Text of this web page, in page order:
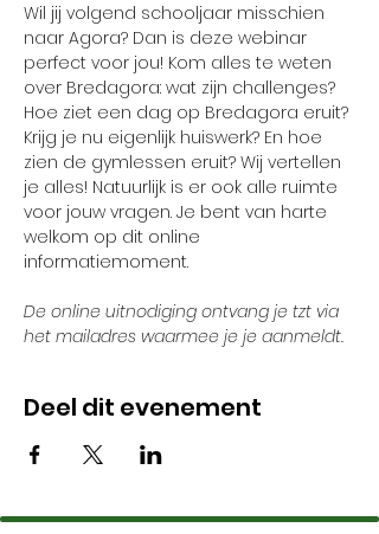
Wil jij volgend schooljaar misschien
naar Agora? Dan is deze webinar
perfect voor jou! Kom alles te weten
over Bredagora: wat zijn challenges?
Hoe ziet een dag op Bredagora eruit?
Krijg je nu eigenlijk huiswerk? En hoe
zien de gymlessen eruit? Wij vertellen
je alles! Natuurlijk is er ook alle ruimte
voor jouw vragen. Je bent van harte
welkom op dit online
informatiemoment.
De online uitnodiging ontvang je tzt via
het mailadres waarmee je je aanmeldt.
Deel dit evenement